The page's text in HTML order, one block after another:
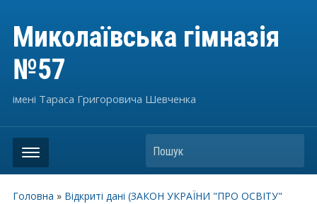
Миколаївська гімназія
№57
імені Тараса Григоровича Шевченка
Пошук
Головна » Відкриті дані (ЗАКОН УКРАЇНИ "ПРО ОСВІТУ"